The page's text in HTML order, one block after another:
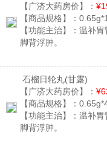
【广济大药房价】：
【商品规格】：
【功能主治】： 温补胃
脚背浮肿。
石榴日轮丸(甘露)
【广济大药房价】：
【商品规格】：
【功能主治】： 温补胃
脚背浮肿。